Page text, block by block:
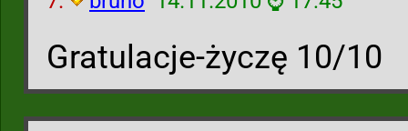
Gratulacje-życzę 10/10